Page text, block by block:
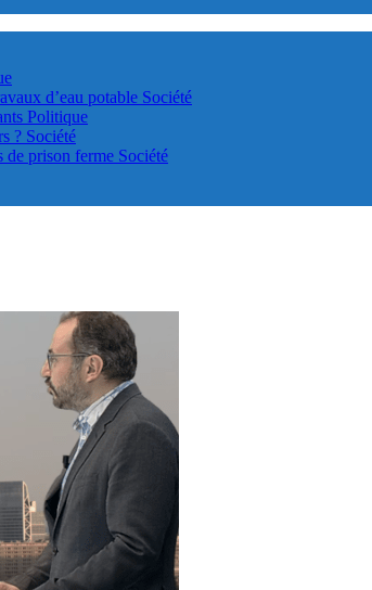
d’eau potable Société
Politique
? Société
de prison ferme Société